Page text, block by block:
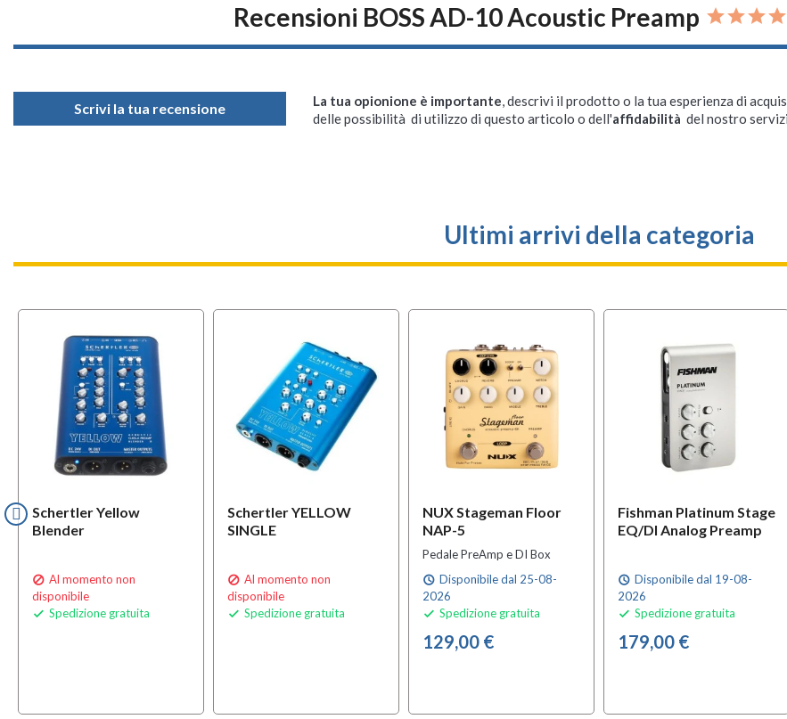
Recensioni BOSS AD-10 Acoustic Preamp
Scrivi la tua recensione La tua opionione è importante, descrivi il prodotto o la tua esperienza di
delle possibilità di utilizzo di questo articolo o dell'affidabilità del nostro
Ultimi arrivi della categoria
Schertler Yellow
Blender
 Al momento non
disponibile
 Spedizione gratuita
Schertler YELLOW
SINGLE
 Al momento non
disponibile
 Spedizione gratuita
NUX Stageman Floor
NAP-5
Pedale PreAmp e DI Box
schedule Disponibile dal 25-08-
2026
 Spedizione gratuita
129,00 €
Fishman Platinum Stage
EQ/DI Analog Preamp
schedule Disponibile dal 19-08-
2026
 Spedizione gratuita
179,00 €